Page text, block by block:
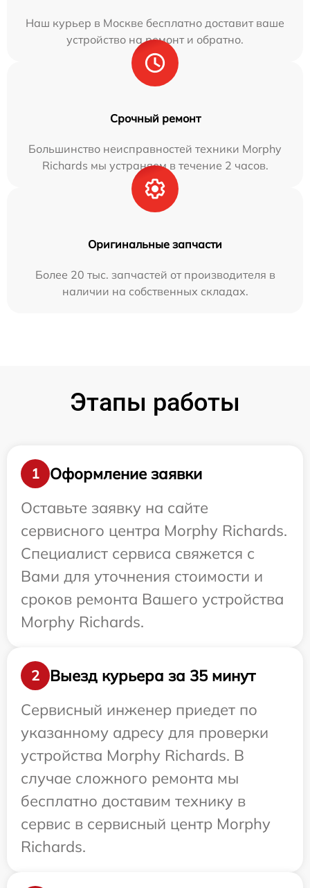
Наш курьер в Москве бесплатно доставит ваше
устройство на ремонт и обратно.
Срочный ремонт
Большинство неисправностей техники Morphy
Richards мы устраняем в течение 2 часов.
Оригинальные запчасти
Более 20 тыс. запчастей от производителя в
наличии на собственных складах.
Этапы работы
1
Оформление заявки
Оставьте заявку на сайте
сервисного центра Morphy Richards.
Специалист сервиса свяжется с
Вами для уточнения стоимости и
сроков ремонта Вашего устройства
Morphy Richards.
2
Выезд курьера за 35 минут
Сервисный инженер приедет по
указанному адресу для проверки
устройства Morphy Richards. В
случае сложного ремонта мы
бесплатно доставим технику в
сервис в сервисный центр Morphy
Richards.